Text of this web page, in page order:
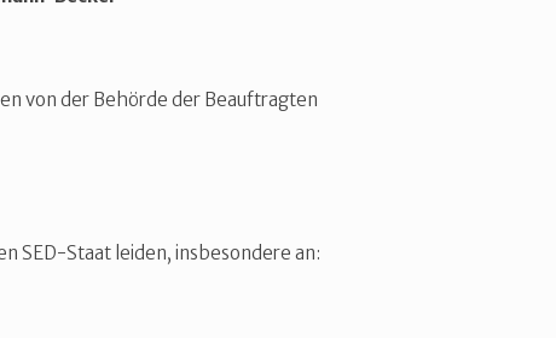
von der Behörde der Beauftragten
SED-Staat leiden, insbesondere an: